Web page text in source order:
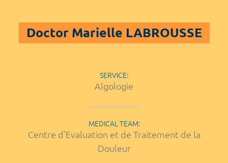
Doctor Marielle LABROUSSE
SERVICE:
Algologie
MEDICAL TEAM:
Centre d'Evaluation et de Traitement de la
Douleur